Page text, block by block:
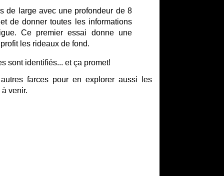
de large avec une profondeur de 8
de donner toutes les informations
Ce premier essai donne une
les rideaux de fond.
sont identifiés... et ça promet!
farces pour en explorer aussi les
venir.